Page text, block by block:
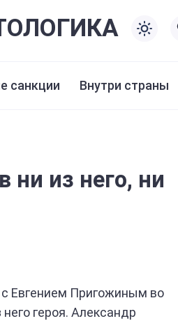
ЛОГИКА
санкции Внутри страны
ни из него, ни
Евгением Пригожиным во
героя. Александр